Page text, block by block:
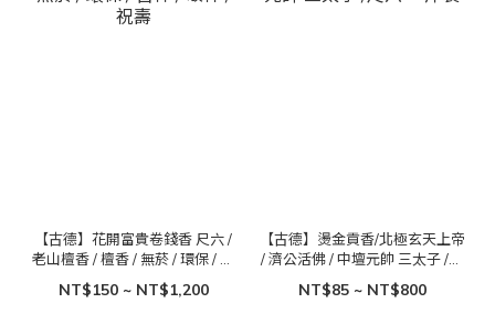
【古德】花開富貴卷錢香 尺六 /
老山檀香 / 檀香 / 無菸 / 環保 / 吉
祥 / 敬神 / 祝壽
NT$150 ~ NT$1,200
【古德】燙金貢香/北極玄天上帝
/ 濟公活佛 / 中壇元帥 三太子 /尺
NT$85 ~ NT$800